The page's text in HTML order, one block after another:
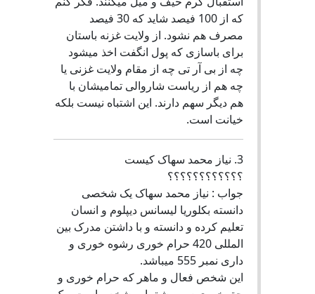
که از 100 فیصد شاید که 30 فیصد
مصرف هم نشود. از ولایت غزنه باستان
برای باسازی که پول انگفت اخذ میشود
چه از بی آر تی چه از مقام ولایت غزنی یا
چه هم از ریاست شاروالی تمامیشان با
هم دیگر سهم دارند. این اشتباه نیست بلکه
خیانت است.
3. نیاز محمد سهاک کیست
؟؟؟؟؟؟؟؟؟؟؟؟
جواب : نیاز محمد سهاک یک شخصی
دانسته بکلوریا لیسانس دیپلوم و انسان
تعلیم کرده و دانسته و با داشتن مدرک بین
المللی 420 حرام خوری رشوه خوری و
داری نمبر 555 میباشد.
این شخص فعال و ماهر که حرام خوری و